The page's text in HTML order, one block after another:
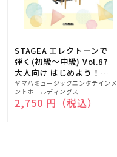
STAGEA エレクトーンで
弾く(初級～中級) Vol.87
大人向け はじめよう！
ELB-02(楽器のトリセツ
付)
販
売
元:
ヤマハミュージックエンタテインメ
ントホールディングス
通常価格
2,750 円（税込）